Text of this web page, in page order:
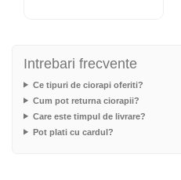
Intrebari frecvente
Ce tipuri de ciorapi oferiti?
Cum pot returna ciorapii?
Care este timpul de livrare?
Pot plati cu cardul?